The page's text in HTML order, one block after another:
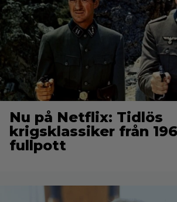
Nu på Netflix: Tidlös
krigsklassiker från
fullpott